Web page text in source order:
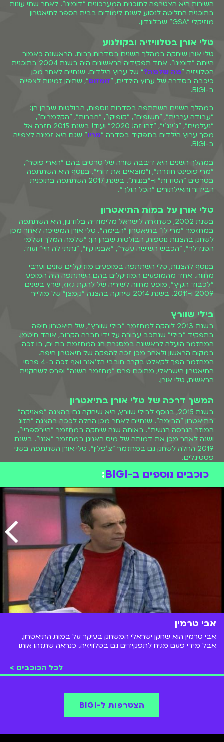
השירות היא הצטרפה לתוכנית המערכונים "דומינו". לאחר שתי עונות
בתוכנית החליטה לנסוע לשנת לימודים בבית הספר לתיאטרון
מוזיקלי "GSA" שבלונדון.
טלי אורן בטלוויזיה ובקולנוע
טלי אורן שיחקה במהלך השנים בסדרות רבות. הראשונה כאמור
הייתה "דומינו". אחד תפקידיה הראשונים היה בשנת 2004 בתוכנית
הטלוויזיה "מה שלמה?" של ערוץ הילדים. שנתיים לאחר מכן
כיכבה בסדרה של ערוץ הילדים, "זומזום", שתיהן זמינות לצפייה
ב-BIGI.
במהלך השנים השתתפה בסדרות נוספות, הבולטות שבהן הן:
"עבודה ערבית", "חשופים", "קופיקו", "חברות", "הקלמרים",
"נעלמים", "ג'ינג'י", "זהו זה! 2020" ועוד! בשנת 2015 חזרה אל
מסך ערוץ הילדים בתפקיד בסדרה "מריו" שגם היא זמינה לצפייה
ב-BIGI.
במהלך השנים היא דיבבה שורה של סרטים בהם "הארי פוטר",
"מרי פופינס חוזרת", ו"מוצאים את דורי". בנוסף היא השתתפה
בסרטים "הסודות" ו-"בננות". בשנת 2017 השתתפה בתוכנית
הבידור והאילתורים "הכל הולך".
טלי אורן על במות התיאטרון
בשנת 2002, כשחזרה לישראל מלימודיה בלודנון, היא השתתפה
במחזמר "מרי לו" בתיאטרון "הבימה". טלי אורן המשיכה לאחר מכן
לשחק בהצגות נוספות, הבולטות שבהן הן: "שלמה המלך ושלמי
הסנדלר", "הכבש השישה עשר", "אבניו קיו", "נתתי לה חיי" ועוד.
בנוסף להצגות, טלי השתתפה במופעים מוזיקליים שונים וערבי
מחווה. אחד מהמופעים המוזיקלים בהם השתתפה היה המופע
"לכבוד הקיץ", מופע מחווה לשיריה של להקת גזוז, שרץ בשנים
2009 ו-2011. בשנת 2014 שיחקה בהצגה "קמצן" של מולייר
בילי שוורץ
בשנת 2013 לוהקה למחזמר "בילי שוורץ", של תיאטרון חיפה
בתפקיד "בילי" שנתכב עבורה על ידי חברה הקרוב, אוהד חיטמן.
המחזמר הועלה לראשונה במסגרת חג המחזמת בת ים, בו זכה
במקום הראשון ולאחר מכן זכה להפקה של תיאטרון חיפה.
המחזמר הפך לקאלט בקרב חובבי הז'אנר ואף זכה ב-4 פרסי
התיאטרון הישראלי, מתוכם פרס "מחזמר השנה" ופרס לשחקנית
הראשית, טלי אורן.
המשך דרכה של טלי אורן בתיאטרון
בשנת 2015, בנוסף לבילי שוורץ, היא שיחקה גם בהצגה "פאניקה"
בתיאטרון "הבימה". שנתיים לאחר מכן החלה לככה בהצגה "הזוג
המוזר הגרסה הנשית". באותה שנה שיחקה במחזמר "היירספריי",
ושנה לאחר מכן את דמותה של מיס האניגן במחזמר "אנני". בשנת
2019 החלה לשחק גם במחזמר "צ'פלין". טלי אורן השתתפה בשני
פסטיגלים.
כוכבים נוספים ב-BIGI :
אבי טרמין
אבי טרמין הוא שחקן ישראלי המשחק בעיקר על במות התיאטרון,
אבל מידי פעם מגיח לתפקידים גם בטלוויזיה. כנראה שתזהו אותו
לכל הכוכבים >
הצטרפות ל-BIGI